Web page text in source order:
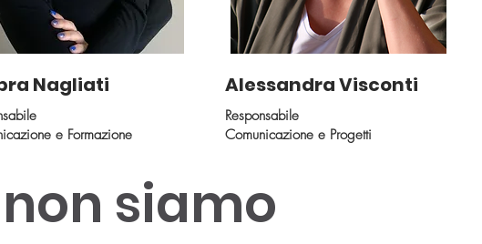
Nagliati
e Formazione
Alessandra Visconti
Responsabile
Comunicazione e Progetti
siamo